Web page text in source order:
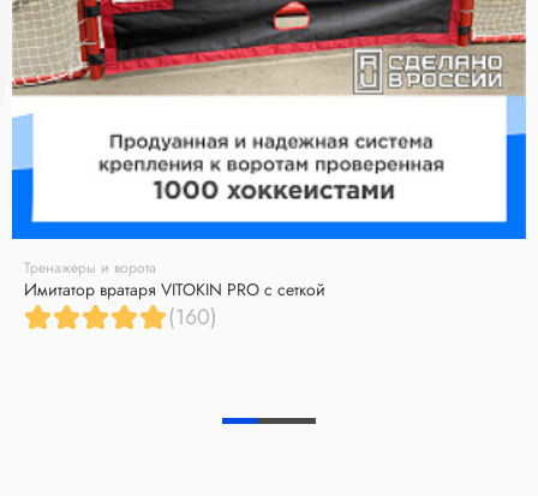
Тренажеры и ворота
Имитатор вратаря VITOKIN PRO с сеткой
(160)